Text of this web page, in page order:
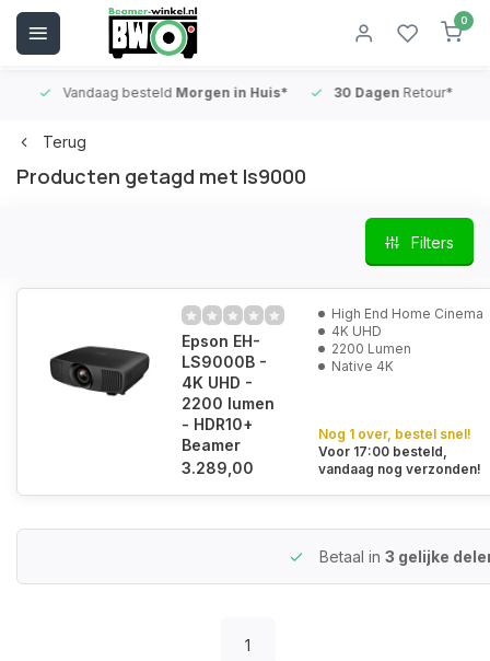
0
Vandaag besteldMorgen in Huis* 30 DagenRetour*
Terug
Producten getagd met ls9000
Filters
Epson EH-
LS9000B -
4K UHD -
2200 lumen
- HDR10+
Beamer
3.289,00
High End Home Cinema
4K UHD
2200 Lumen
Native 4K
Nog 1 over, bestel snel!
Voor 17:00 besteld,
vandaag nog verzonden!
Betaal in 3 gelijke
1